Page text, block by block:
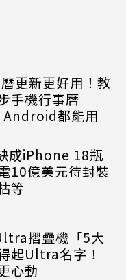
更新更好用！教
手機行事曆
都能用
成iPhone 18瓶
10億美元待封裝
等
摺疊機「5大
起Ultra名字！
心動